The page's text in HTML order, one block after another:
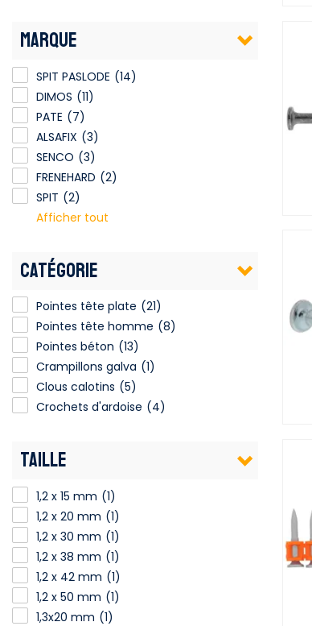
MARQUE
SPIT PASLODE (14)
DIMOS (11)
PATE (7)
ALSAFIX (3)
SENCO (3)
FRENEHARD (2)
SPIT (2)
Afficher tout
CATÉGORIE
Pointes tête plate (21)
Pointes tête homme (8)
Pointes béton (13)
Crampillons galva (1)
Clous calotins (5)
Crochets d'ardoise (4)
TAILLE
1,2 x 15 mm (1)
1,2 x 20 mm (1)
1,2 x 30 mm (1)
1,2 x 38 mm (1)
1,2 x 42 mm (1)
1,2 x 50 mm (1)
1,3x20 mm (1)